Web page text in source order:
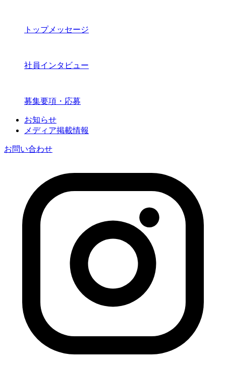
トップメッセージ
社員インタビュー
募集要項・応募
お知らせ
メディア掲載情報
お問い合わせ